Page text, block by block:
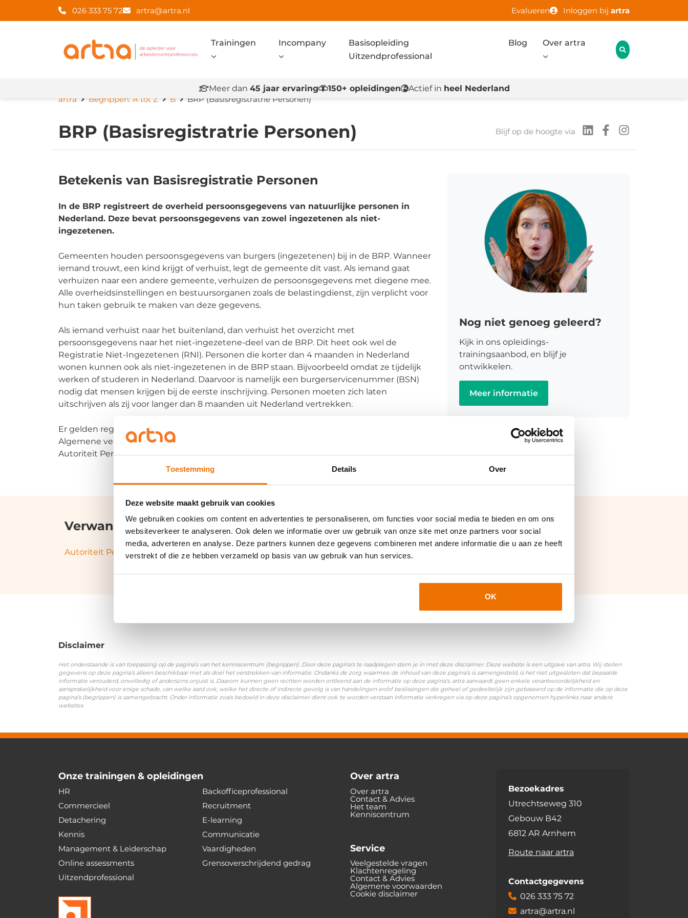
Toestemming Details Over
Deze website maakt gebruik van cookies
We gebruiken cookies om content en advertenties te personaliseren, om functies voor social media te bieden en om ons
websiteverkeer te analyseren. Ook delen we informatie over uw gebruik van onze site met onze partners voor social
media, adverteren en analyse. Deze partners kunnen deze gegevens combineren met andere informatie die u aan ze heeft
verstrekt of die ze hebben verzameld op basis van uw gebruik van hun services.
OK
026 333 75 72 artra@artra.nl Evalueren Inloggen bij artra
Trainingen Incompany
Basisopleiding
Uitzendprofessional
Blog Over artra
Meer dan 45 jaar ervaring 150+ opleidingen Actief in heel Nederland
artra
Begrippen: A tot Z B BRP (Basisregistratrie Personen)
BRP (Basisregistratrie Personen) Blijf op de hoogte via
Betekenis van Basisregistratie Personen
In de BRP registreert de overheid persoonsgegevens van natuurlijke personen in
Nederland. Deze bevat persoonsgegevens van zowel ingezetenen als niet-
ingezetenen.
Gemeenten houden persoonsgegevens van burgers (ingezetenen) bij in de BRP. Wanneer
iemand trouwt, een kind krijgt of verhuist, legt de gemeente dit vast. Als iemand gaat
verhuizen naar een andere gemeente, verhuizen de persoonsgegevens met diegene mee.
Alle overheidsinstellingen en bestuursorganen zoals de belastingdienst, zijn verplicht voor
hun taken gebruik te maken van deze gegevens.
Als iemand verhuist naar het buitenland, dan verhuist het overzicht met
persoonsgegevens naar het niet-ingezetene-deel van de BRP. Dit heet ook wel de
Registratie Niet-Ingezetenen (RNI). Personen die korter dan 4 maanden in Nederland
wonen kunnen ook als niet-ingezetenen in de BRP staan. Bijvoorbeeld omdat ze tijdelijk
werken of studeren in Nederland. Daarvoor is namelijk een burgerservicenummer (BSN)
nodig dat mensen krijgen bij de eerste inschrijving. Personen moeten zich laten
uitschrijven als zij voor langer dan 8 maanden uit Nederland vertrekken.
Er gelden regels om gegevens in de BRP te mogen gebruiken of bekijken. Deze staan in de
Algemene verordening gegevensbescherming en de Wet basisregistratie personen. De
Autoriteit Persoonsgegevens ziet toe op de naleving van deze wetten.
Nog niet genoeg geleerd?
Kijk in ons opleidings-
trainingsaanbod, en blijf je
ontwikkelen.
Meer informatie
Verwante termen en synoniemen:
Autoriteit Persoonsgegevens | AVG|BSN|Ingezetene|WBP
Disclaimer
Het onderstaande is van toepassing op de pagina’s van het kenniscentrum (begrippen). Door deze pagina’s te raadplegen stem je in met deze disclaimer. Deze website is een uitgave van artra. Wij stellen
gegevens op deze pagina’s alleen beschikbaar met als doel het verstrekken van informatie. Ondanks de zorg waarmee de inhoud van deze pagina’s is samengesteld, is het niet uitgesloten dat bepaalde
informatie verouderd, onvolledig of anderszins onjuist is. Daarom kunnen geen rechten worden ontleend aan de informatie op deze pagina’s. artra aanvaardt geen enkele verantwoordelijkheid en
aansprakelijkheid voor enige schade, van welke aard ook, welke het directe of indirecte gevolg is van handelingen en/of beslissingen die geheel of gedeeltelijk zijn gebaseerd op de informatie die op deze
pagina’s (begrippen) is samengebracht. Onder informatie zoals bedoeld in deze disclaimer dient ook te worden verstaan informatie verkregen via op deze pagina’s opgenomen hyperlinks naar andere
websites.
Onze trainingen & opleidingen
HR
Commercieel
Detachering
Kennis
Management & Leiderschap
Online assessments
Uitzendprofessional
Backofficeprofessional
Recruitment
E-learning
Communicatie
Vaardigheden
Grensoverschrijdend gedrag
Over artra
Over artra
Contact & Advies
Het team
Kenniscentrum
Service
Veelgestelde vragen
Klachtenregeling
Contact & Advies
Algemene voorwaarden
Cookie disclaimer
Bezoekadres
Utrechtseweg 310
Gebouw B42
6812 AR Arnhem
Route naar artra
Contactgegevens
026 333 75 72
artra@artra.nl